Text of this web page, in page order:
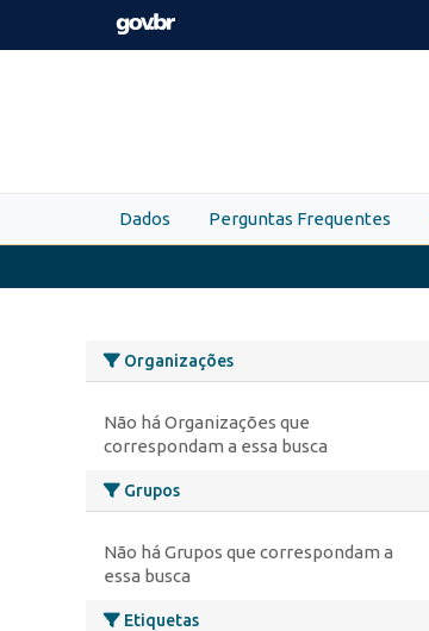
Skip to main content
Dados Perguntas Frequentes
Organizações
Não há Organizações que
correspondam a essa busca
Grupos
Não há Grupos que correspondam a
essa busca
Etiquetas